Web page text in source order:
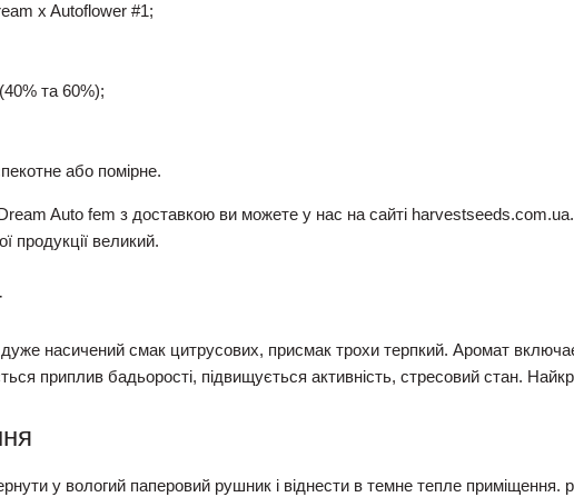
x Autoflower #1;
та 60%);
або помірне.
Auto fem з доставкою ви можете у нас на сайті harvestseeds.com.ua.
продукції великий.
насичений смак цитрусових, присмак трохи терпкий. Аромат
приплив бадьорості, підвищується активність, стресовий стан.
у вологий паперовий рушник і віднести в темне тепле приміщення.